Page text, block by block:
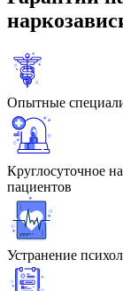
Опытные
Круглосуточное
пациентов
Устранение